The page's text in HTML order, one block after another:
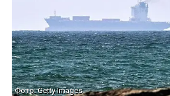
Фото: Getty Images